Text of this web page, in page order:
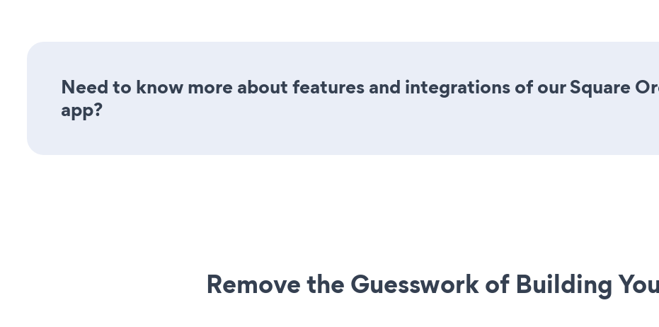
Need to know more about features and integrations of our Square
app?
Remove the Guesswork of Building